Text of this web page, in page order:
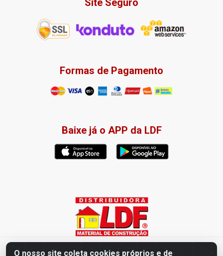
O nosso site coleta cookies próprios e de
Site Seguro
Formas de Pagamento
Baixe já o APP da LDF
Distribuidora LDF - Av. Presidente Tancredo Neves, 203 – Bairro